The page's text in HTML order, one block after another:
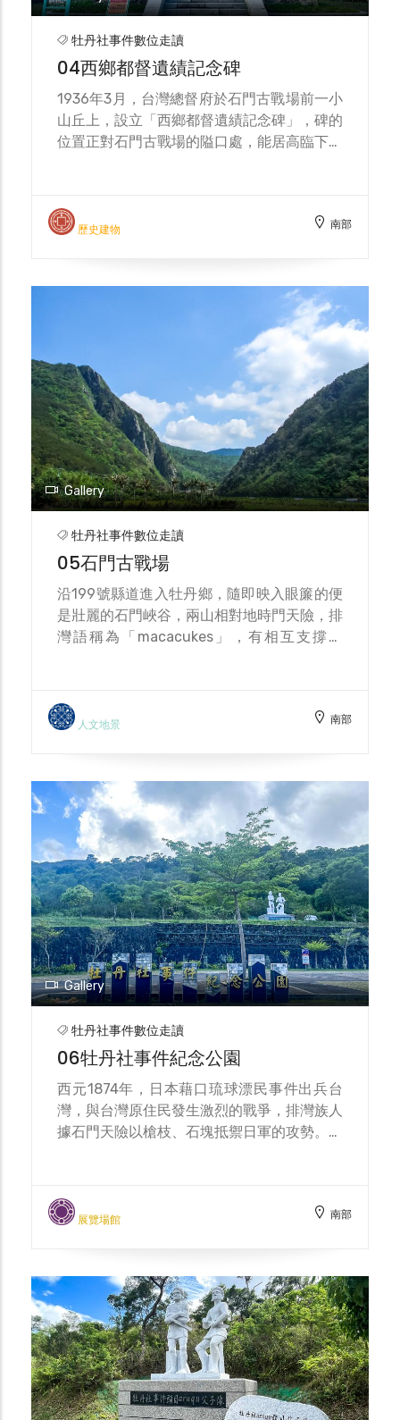
牡丹社事件數位走讀
04西鄉都督遺績記念碑
1936年3月，台灣總督府於石門古戰場前一小
山丘上，設立「西鄉都督遺績記念碑」，碑的
位置正對石門古戰場的隘口處，能居高臨下一
總務長觀平塚廣義撰寫碑文內容。1953年10
月，時任屏東縣長張山鐘將原有「西鄉都督遺
撰寫之碑文也遭刮除。2010年，屏東縣政府
依據文化資產保存法，將「西鄉都督遺績記念
碑」及一旁的「征蕃役戰死病歿者忠魂碑」公
告登錄為歷史建築，為牡丹社事件重要歷史遺
跡。 2016年11月，屏東縣政府為修復此碑，
將「澄清海宇還我河山」碑文拆除；2020年
11月，牡丹鄉公所執行文化部再造歷史現場計
畫，依據文化資產審議委員之決議，重新修復
還原碑文為「西鄉都督遺績記念碑」，以尊重
文化資產保存的意義及精神。
歷史建物 南部
Gallery
牡丹社事件數位走讀
05石門古戰場
沿199號縣道進入牡丹鄉，隨即映入眼簾的便
是壯麗的石門峽谷，兩山相對地時門天險，排
灣語稱為「macacukes」，有相互支撐之
場，寫下台灣近代史上的著名的牡丹社事件。
石門古戰場，山勢巍峨，地形險要，由北側的
日，日軍由先遣軍向石門進軍，駐守於山谷兩
側的原住民戰士強烈抵抗，雙方於此僵持許
久。在此戰役中，雙方激烈戰鬥，牡丹社頭目
aruqu父子及多位原住民勇士奮戰而亡，史稱
「石門之役」。 牡丹鄉公所為紀念當年族人
抵禦外侮的英勇精神，將每年5月22日定為牡
丹社事件紀念日，並舉辦紀念活動，期望後人
不忘先人壯烈歷史，捍衛家園的堅定決心。
人文地景 南部
Gallery
牡丹社事件數位走讀
06牡丹社事件紀念公園
西元1874年，日本藉口琉球漂民事件出兵台
灣，與台灣原住民發生激烈的戰爭，排灣族人
據石門天險以槍枝、石塊抵禦日軍的攻勢。牡
波強大的攻擊，兵分三路進攻牡丹社及高士佛
社，放火焚燒屋舍，原住民遁入山林間展開游
台灣命運關鍵的歷史－「牡丹社事件」。 牡
丹鄉公所為了紀念台灣近代史上重要的牡丹社
事件，於當年交戰的石門古戰場地區，設立
「牡丹社事件紀念公園」，園區面積約12公
頃，內有歷史故事牆、牡丹社頭目aruqu父子
像、愛與和平紀念碑、文化廣場、步道及停車
場等設施，其中歷史故事牆將牡丹社事件完整
展覽場館 南部